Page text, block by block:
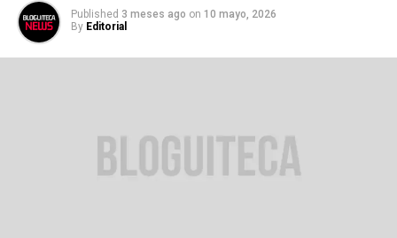
Published 3 meses ago on 10 mayo, 2026
By Editorial